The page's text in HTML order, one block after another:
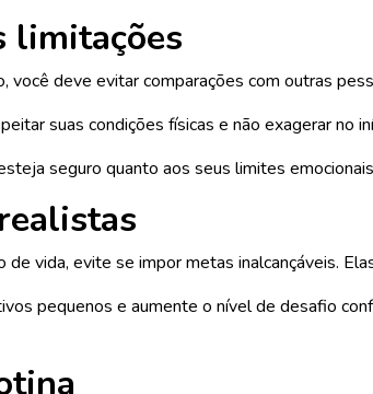
limitações
você deve evitar comparações com outras
suas condições físicas e não exagerar no
seguro quanto aos seus limites
de vida, evite se impor metas inalcançáveis.
pequenos e aumente o nível de desafio